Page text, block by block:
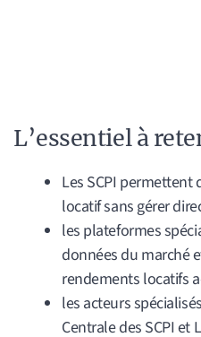
L’essentiel à
Les SCPI permettent
locatif sans gérer
les plateformes
données du marché
rendements locatifs
les acteurs
Centrale des SCPI